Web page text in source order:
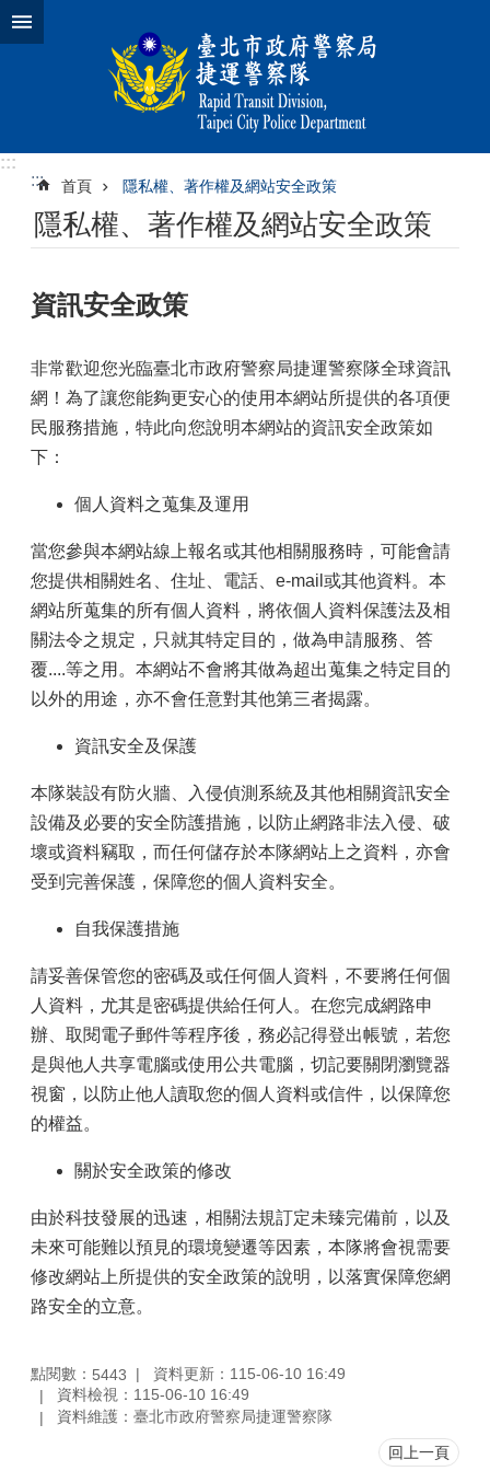
跳到主要內容區塊
:::
:::
首頁 隱私權、著作權及網站安全政策
隱私權、著作權及網站安全政策
資訊安全政策
非常歡迎您光臨臺北市政府警察局捷運警察隊全球資訊
網！為了讓您能夠更安心的使用本網站所提供的各項便
民服務措施，特此向您說明本網站的資訊安全政策如
下：
個人資料之蒐集及運用
當您參與本網站線上報名或其他相關服務時，可能會請
您提供相關姓名、住址、電話、e-mail或其他資料。本
網站所蒐集的所有個人資料，將依個人資料保護法及相
關法令之規定，只就其特定目的，做為申請服務、答
覆....等之用。本網站不會將其做為超出蒐集之特定目的
以外的用途，亦不會任意對其他第三者揭露。
資訊安全及保護
本隊裝設有防火牆、入侵偵測系統及其他相關資訊安全
設備及必要的安全防護措施，以防止網路非法入侵、破
壞或資料竊取，而任何儲存於本隊網站上之資料，亦會
受到完善保護，保障您的個人資料安全。
自我保護措施
請妥善保管您的密碼及或任何個人資料，不要將任何個
人資料，尤其是密碼提供給任何人。在您完成網路申
辦、取閱電子郵件等程序後，務必記得登出帳號，若您
是與他人共享電腦或使用公共電腦，切記要關閉瀏覽器
視窗，以防止他人讀取您的個人資料或信件，以保障您
的權益。
關於安全政策的修改
由於科技發展的迅速，相關法規訂定未臻完備前，以及
未來可能難以預見的環境變遷等因素，本隊將會視需要
修改網站上所提供的安全政策的說明，以落實保障您網
路安全的立意。
點閱數： 5443
資料更新：115-06-10 16:49
資料檢視：115-06-10 16:49
資料維護：臺北市政府警察局捷運警察隊
回上一頁